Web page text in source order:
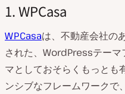
1. WPCasa
WPCasaは、不動産会社の
された、WordPressテー
マとしておそらくもっとも
ンシブなフレームワークで